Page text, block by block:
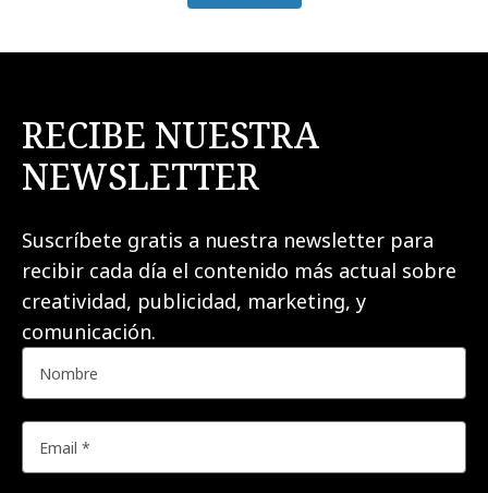
RECIBE NUESTRA
NEWSLETTER
Suscríbete gratis a nuestra newsletter para
recibir cada día el contenido más actual sobre
creatividad, publicidad, marketing, y
comunicación.